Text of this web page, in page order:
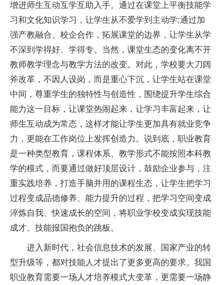
增进师生互动互学互助入手。通过在课堂上平衡技能学
习和文化知识学习，让学生从不爱学到主动学;通过加
强产教融合、校企合作，拓展课堂的边界，让学生从学
不深到学得好、学得专。当然，课堂生态的变化离不开
教师教学理念与教学方法的改变。对此，学校要大刀阔
斧改革，不因人设岗，而是重心下沉，让学生站在课堂
中间，尊重学生的独特性与创造性，围绕提升学生综合
能力这一目标，让课堂热闹起来，让学习丰富起来，让
师生互动成为常态，这样才能让学生更加具有就业竞争
力，更能在工作岗位上发挥创造力。说到底，职业教育
是一种类型教育，课程体系、教学形式不能按照本科教
学的模式，而要通过做好顶层设计，鼓励企业参与，注
重实践培养，打造手脑并用的课程生态，让学生把学习
过程变成品德修养、能力提升的过程，把学习空间变成
淬炼自我、快速成长的空间，将职业学校变成实现技能
成才、技能报国抱负的跳板。
进入新时代，社会信息技术的发展、国家产业的转
型升级等，都对技能人才提出了更多更高的要求。我国
职业教育需要一场人才培养模式大变革，更需要一场静